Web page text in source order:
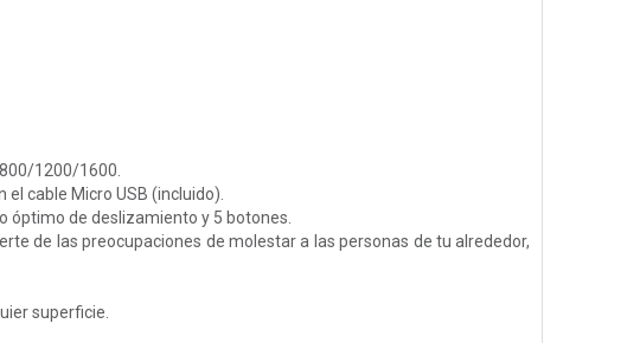
1200/1600.
cable Micro USB (incluido).
óptimo de deslizamiento y 5 botones.
de las preocupaciones de molestar a las personas de tu alrededor,
superficie.